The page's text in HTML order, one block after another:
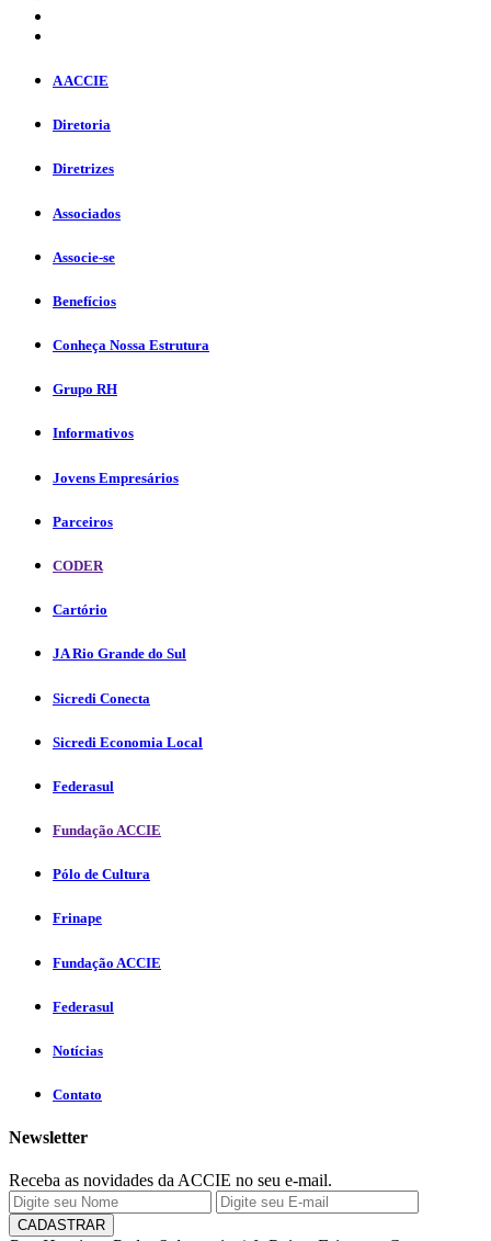
A ACCIE
Diretoria
Diretrizes
Associados
Associe-se
Benefícios
Conheça Nossa Estrutura
Grupo RH
Informativos
Jovens Empresários
Parceiros
CODER
Cartório
JA Rio Grande do Sul
Sicredi Conecta
Sicredi Economia Local
Federasul
Fundação ACCIE
Pólo de Cultura
Frinape
Fundação ACCIE
Federasul
Notícias
Contato
Newsletter
Receba as novidades da ACCIE no seu e-mail.